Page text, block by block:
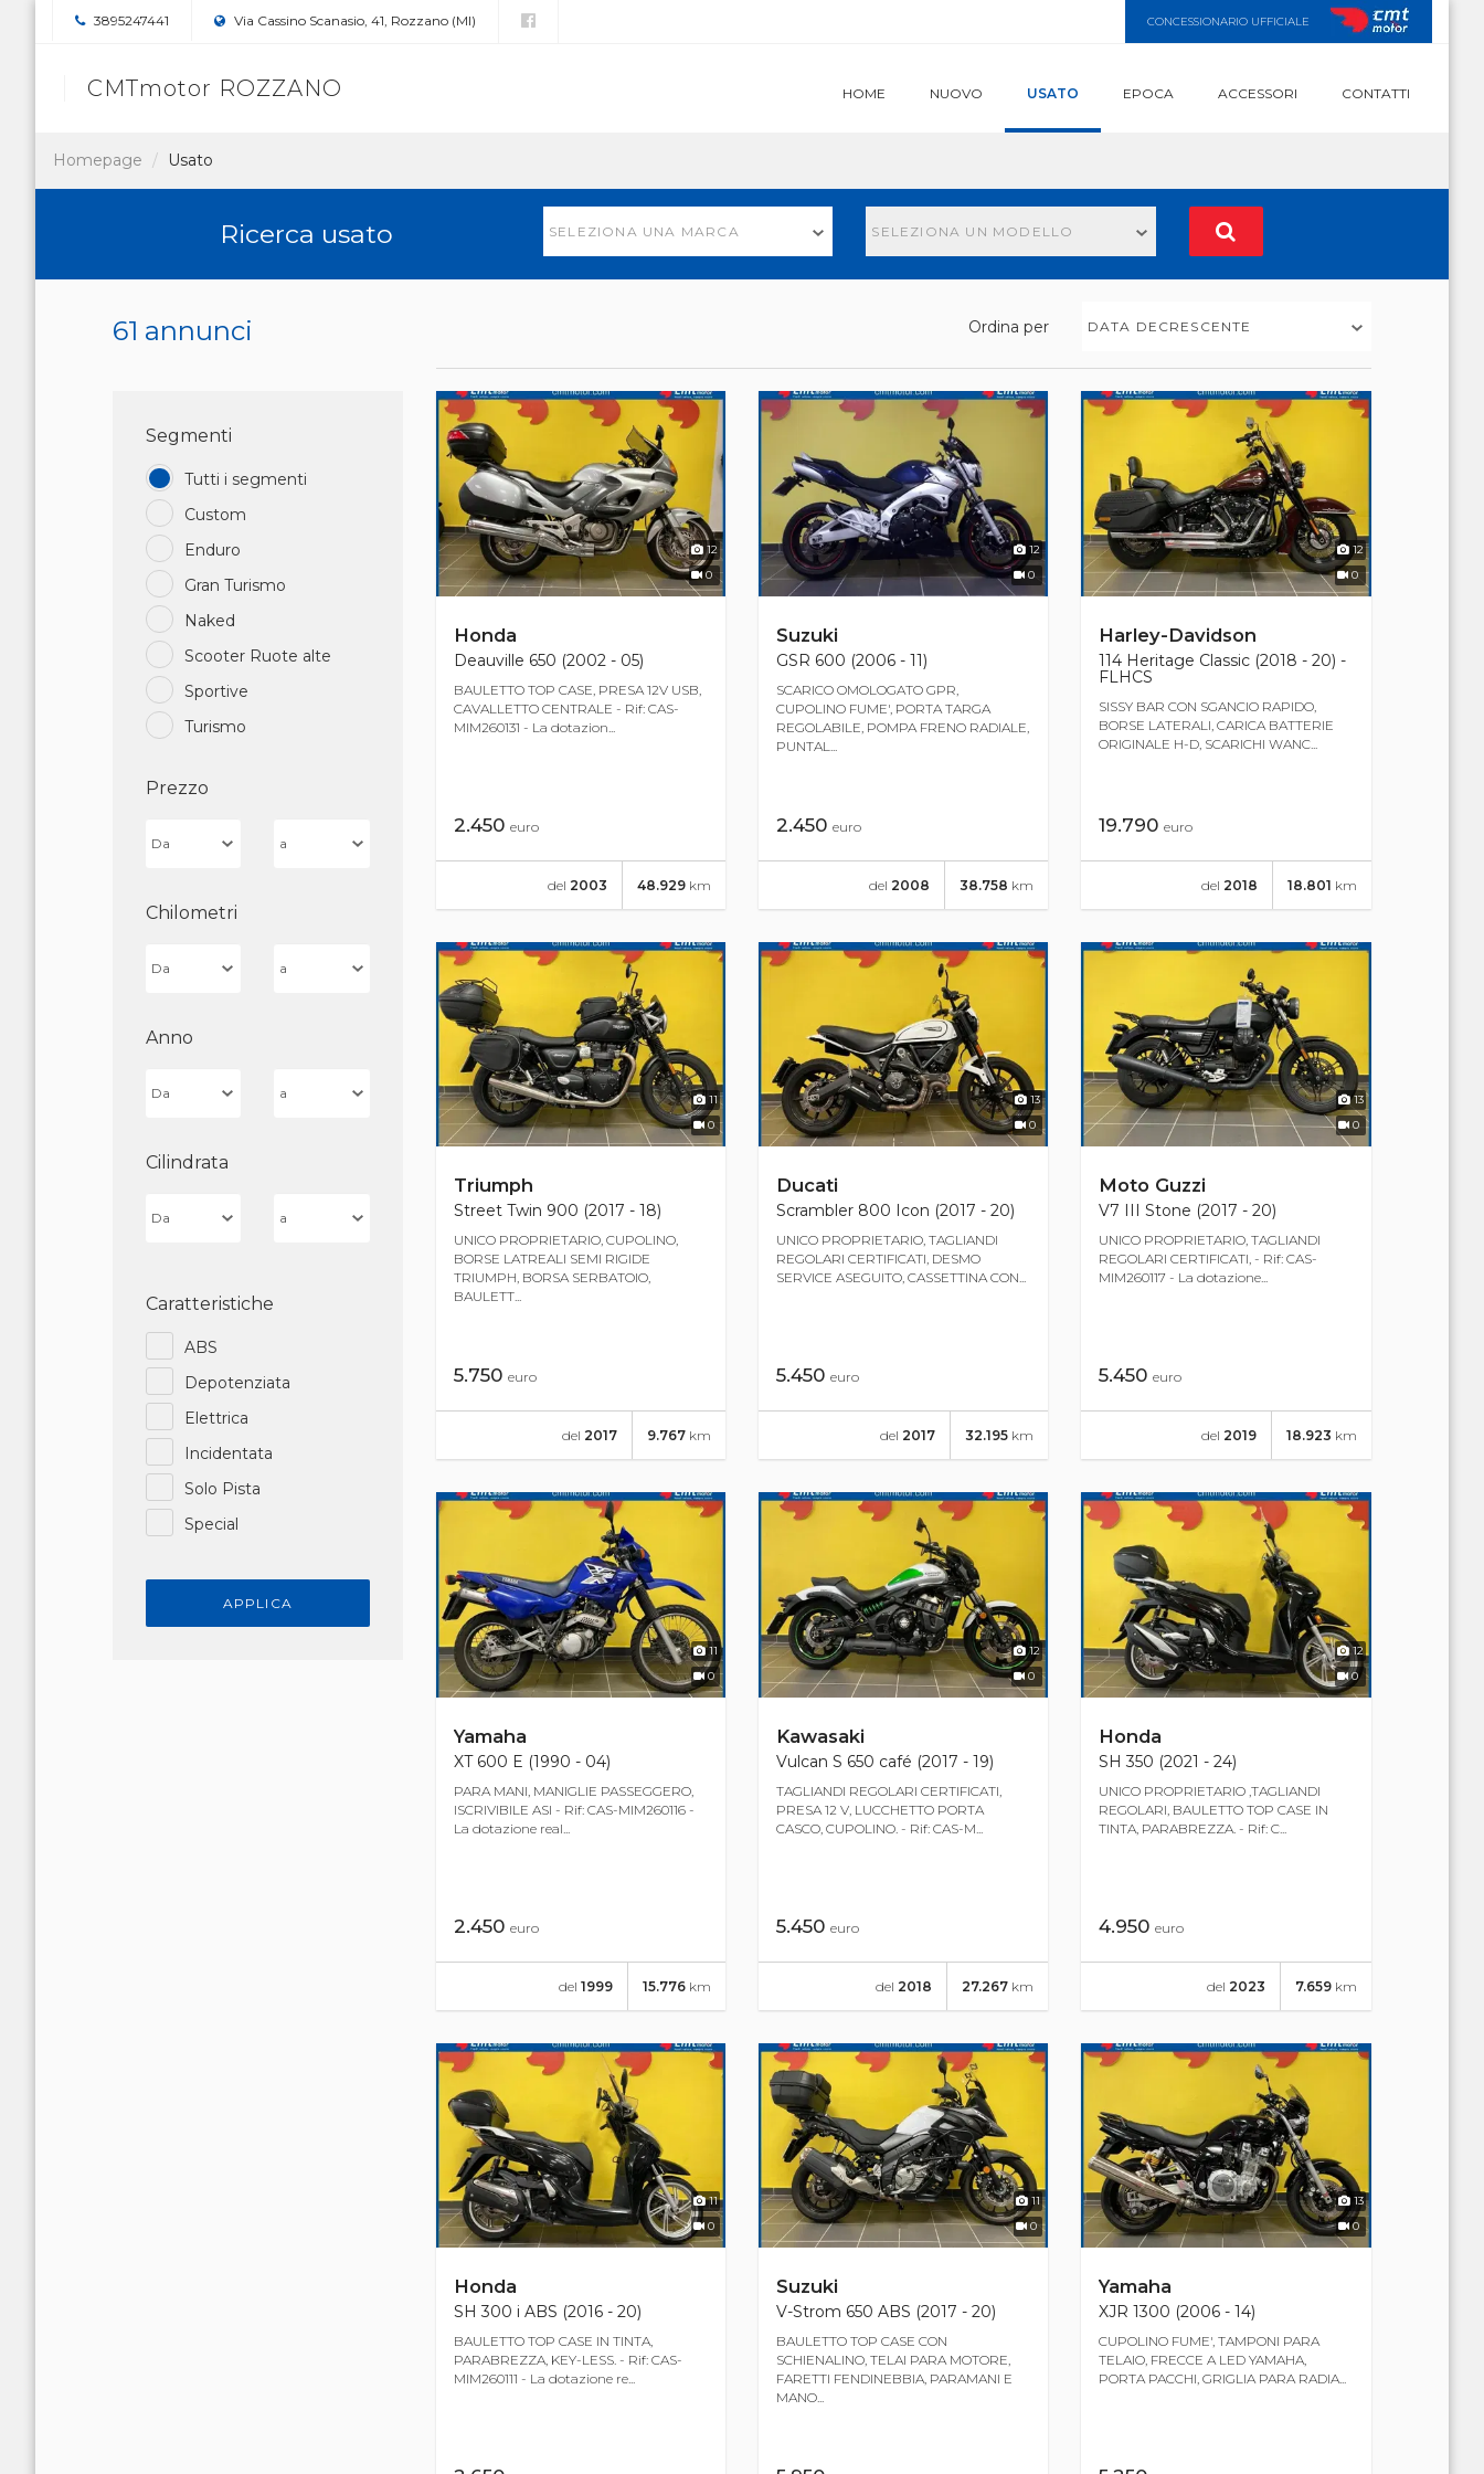
3895247441 Via Cassino Scanasio, 41, Rozzano (MI) CONCESSIONARIO UFFICIALE
CMTmotor ROZZANO HOME NUOVO USATO EPOCA ACCESSORI CONTATTI
Homepage Usato
Ricerca usato SELEZIONA UNA MARCA SELEZIONA UN MODELLO
61 annunci Ordina per DATA DECRESCENTE
Segmenti
Tutti i segmenti
Custom
Enduro
Gran Turismo
Naked
Scooter Ruote alte
Sportive
Turismo
Prezzo
Chilometri
Anno
Cilindrata
Caratteristiche
ABS
Depotenziata
Elettrica
Incidentata
Solo Pista
Special
APPLICA
12
0
Honda
Deauville 650 (2002 - 05)
BAULETTO TOP CASE, PRESA 12V USB,
CAVALLETTO CENTRALE - Rif: CAS-
MIM260131 - La dotazion...
2.450 euro
48.929 km
del 2003
12
0
Suzuki
GSR 600 (2006 - 11)
SCARICO OMOLOGATO GPR,
CUPOLINO FUME', PORTA TARGA
REGOLABILE, POMPA FRENO RADIALE,
PUNTAL...
2.450 euro
38.758 km
del 2008
12
0
Harley-Davidson
114 Heritage Classic (2018 - 20) -
FLHCS
SISSY BAR CON SGANCIO RAPIDO,
BORSE LATERALI, CARICA BATTERIE
ORIGINALE H-D, SCARICHI WANC...
19.790euro
18.801 km
del 2018
11
0
Triumph
Street Twin 900 (2017 - 18)
UNICO PROPRIETARIO, CUPOLINO,
BORSE LATREALI SEMI RIGIDE
TRIUMPH, BORSA SERBATOIO,
BAULETT...
5.750 euro
9.767 km
del 2017
13
0
Ducati
Scrambler 800 Icon (2017 - 20)
UNICO PROPRIETARIO, TAGLIANDI
REGOLARI CERTIFICATI, DESMO
SERVICE ASEGUITO, CASSETTINA CON...
5.450 euro
32.195 km
del 2017
13
0
Moto Guzzi
V7 III Stone (2017 - 20)
UNICO PROPRIETARIO, TAGLIANDI
REGOLARI CERTIFICATI, - Rif: CAS-
MIM260117 - La dotazione...
5.450euro
18.923 km
del 2019
11
0
Yamaha
XT 600 E (1990 - 04)
PARA MANI, MANIGLIE PASSEGGERO,
ISCRIVIBILE ASI - Rif: CAS-MIM260116 -
La dotazione real...
2.450 euro
15.776 km
del 1999
12
0
Kawasaki
Vulcan S 650 café (2017 - 19)
TAGLIANDI REGOLARI CERTIFICATI,
PRESA 12 V, LUCCHETTO PORTA
CASCO, CUPOLINO. - Rif: CAS-M...
5.450 euro
27.267 km
del 2018
12
0
Honda
SH 350 (2021 - 24)
UNICO PROPRIETARIO ,TAGLIANDI
REGOLARI, BAULETTO TOP CASE IN
TINTA, PARABREZZA. - Rif: C...
4.950euro
7.659 km
del 2023
11
0
Honda
SH 300 i ABS (2016 - 20)
BAULETTO TOP CASE IN TINTA,
PARABREZZA, KEY-LESS. - Rif: CAS-
MIM260111 - La dotazione re...
11
0
Suzuki
V-Strom 650 ABS (2017 - 20)
BAULETTO TOP CASE CON
SCHIENALINO, TELAI PARA MOTORE,
FARETTI FENDINEBBIA, PARAMANI E
MANO...
13
0
Yamaha
XJR 1300 (2006 - 14)
CUPOLINO FUME', TAMPONI PARA
TELAIO, FRECCE A LED YAMAHA,
PORTA PACCHI, GRIGLIA PARA RADIA...